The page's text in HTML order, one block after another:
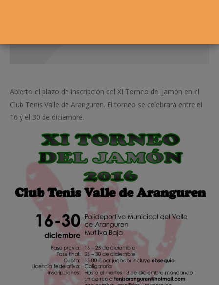
Abierto el plazo de inscripción del XI Torneo del Jamón en el
Club Tenis Valle de Aranguren. El torneo se celebrará entre el
16 y el 30 de diciembre.